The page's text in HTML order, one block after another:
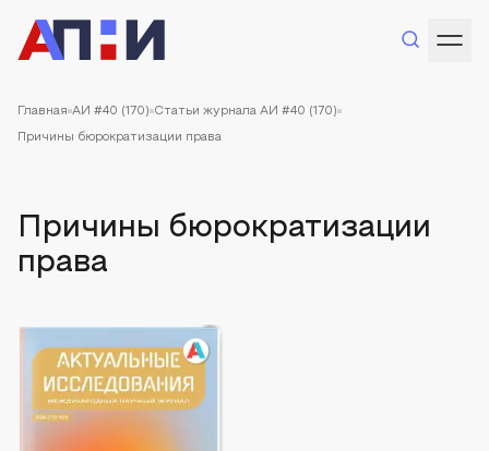
Главная АИ #40 (170) Статьи журнала АИ #40 (170)
Причины бюрократизации права
Причины бюрократизации
права